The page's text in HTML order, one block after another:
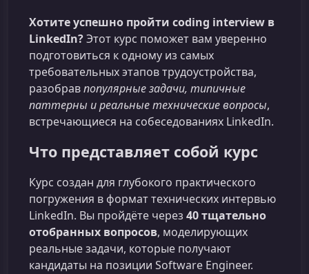
Хотите успешно пройти coding interview в
LinkedIn?Этот курс поможет вам уверенно
подготовиться к одному из самых
требовательных этапов трудоустройства,
разобравпопулярные задачи, типичные
паттерны и реальные технические вопросы,
встречающиеся на собеседованиях LinkedIn.
Что представляет собой курс
Курс создан для глубокого практического
погружения в формат технических интервью
LinkedIn. Вы пройдёте через 40 тщательно
отобранных вопросов, моделирующих
реальные задачи, которые получают
кандидаты на позиции Software Engineer.